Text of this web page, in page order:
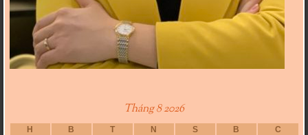
Tháng 8 2026
H B T N S B C